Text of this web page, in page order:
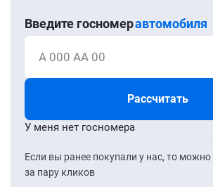
Введите госномеравтомобиля
А 000 АА 00
Рассчитать
Если вы ранее покупали у нас, то можно
за пару кликов
У меня нет госномера